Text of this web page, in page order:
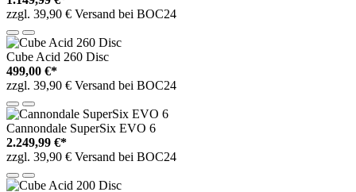
zzgl. 39,90 € Versand bei BOC24
Cube Acid 260 Disc
499,00 €*
zzgl. 39,90 € Versand bei BOC24
Cannondale SuperSix EVO 6
2.249,99 €*
zzgl. 39,90 € Versand bei BOC24